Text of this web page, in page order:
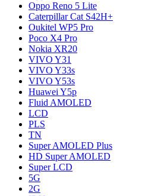
Oppo Reno 5 Lite
Caterpillar Cat S42H+
Oukitel WP5 Pro
Poco X4 Pro
Nokia XR20
VIVO Y31
VIVO Y33s
VIVO Y53s
Huawei Y5p
Fluid AMOLED
LCD
PLS
TN
Super AMOLED Plus
HD Super AMOLED
Super LCD
5G
2G